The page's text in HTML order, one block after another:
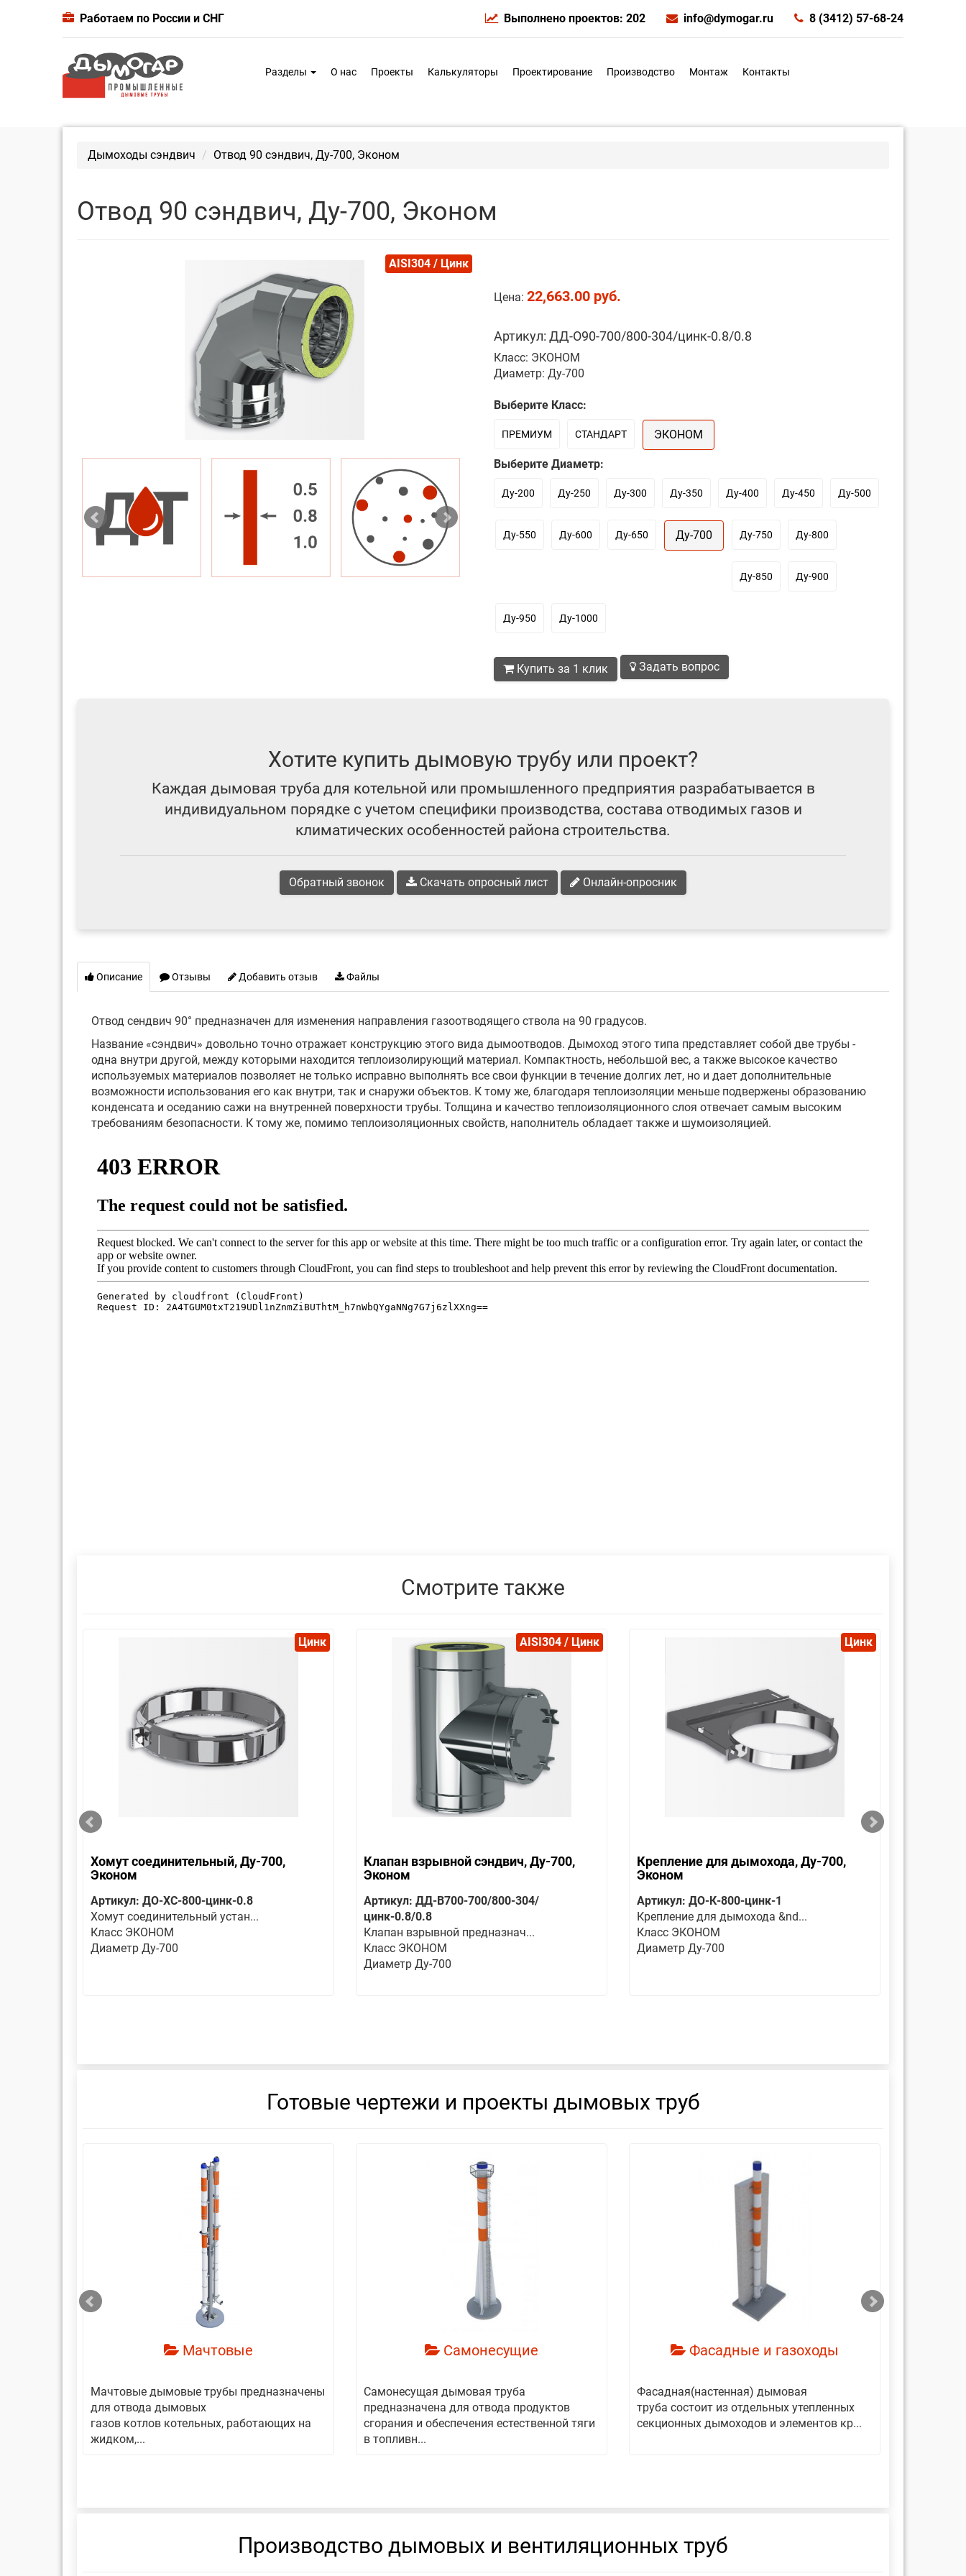
Работаем по России и СНГ Выполнено проектов: 202 info@dymogar.ru 8 (3412) 57-68-24
Разделы О нас Проекты Калькуляторы Проектирование Производство Монтаж Контакты
Дымоходы сэндвич Отвод 90 сэндвич, Ду-700, Эконом
Отвод 90 сэндвич, Ду-700, Эконом
AISI304 / Цинк
Цена: 22,663.00 руб.
Артикул: ДД-О90-700/800-304/цинк-0.8/0.8
Класс: ЭКОНОМ
Диаметр: Ду-700
Выберите Класс:
ПРЕМИУМ СТАНДАРТ ЭКОНОМ
Выберите Диаметр:
Ду-200 Ду-250 Ду-300 Ду-350 Ду-400 Ду-450 Ду-500
Ду-550 Ду-600 Ду-650 Ду-700 Ду-750 Ду-800
Ду-850 Ду-900
Ду-950 Ду-1000
Купить за 1 клик Задать вопрос
Хотите купить дымовую трубу или проект?
Каждая дымовая труба для котельной или промышленного предприятия разрабатывается в
индивидуальном порядке с учетом специфики производства, состава отводимых газов и
климатических особенностей района строительства.
Обратный звонок Скачать опросный лист Онлайн-опросник
Описание Отзывы Добавить отзыв Файлы
Отвод сендвич 90° предназначен для изменения направления газоотводящего ствола на 90 градусов.
Название «сэндвич» довольно точно отражает конструкцию этого вида дымоотводов. Дымоход этого типа представляет собой две трубы -
одна внутри другой, между которыми находится теплоизолирующий материал. Компактность, небольшой вес, а также высокое качество
используемых материалов позволяет не только исправно выполнять все свои функции в течение долгих лет, но и дает дополнительные
возможности использования его как внутри, так и снаружи объектов. К тому же, благодаря теплоизоляции меньше подвержены образованию
конденсата и оседанию сажи на внутренней поверхности трубы. Толщина и качество теплоизоляционного слоя отвечает самым высоким
требованиям безопасности. К тому же, помимо теплоизоляционных свойств, наполнитель обладает также и шумоизоляцией.
Смотрите также
Цинк
Хомут соединительный, Ду-700,
Эконом
Артикул: ДО-ХС-800-цинк-0.8
Хомут соединительный устан...
Класс ЭКОНОМ
Диаметр Ду-700
AISI304 / Цинк
Клапан взрывной сэндвич, Ду-700,
Эконом
Артикул: ДД-В700-700/800-304/
цинк-0.8/0.8
Клапан взрывной предназнач...
Класс ЭКОНОМ
Диаметр Ду-700
Цинк
Крепление для дымохода, Ду-700,
Эконом
Артикул: ДО-К-800-цинк-1
Крепление для дымохода &nd...
Класс ЭКОНОМ
Диаметр Ду-700
Готовые чертежи и проекты дымовых труб
Мачтовые
Мачтовые дымовые трубы предназначены
для отвода дымовых
газов котлов котельных, работающих на
жидком,...
Самонесущие
Самонесущая дымовая труба
предназначена для отвода продуктов
сгорания и обеспечения естественной тяги
в топливн...
Фасадные и газоходы
Фасадная(настенная) дымовая
труба состоит из отдельных утепленных
секционных дымоходов и элементов кр...
Производство дымовых и вентиляционных труб